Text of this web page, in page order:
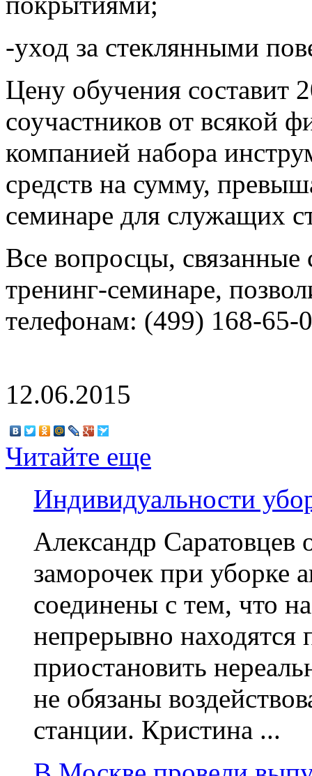
-уход за стеклянными
Цену обучения составит
соучастников от всякой
компанией набора
средств на сумму,
семинаре для служащих
Все вопросцы,
тренинг-семинаре,
телефонам: (499) 168-65-
12.06.2015
Читайте еще
Индивидуальности
Александр Саратовцев
заморочек при уборке
соединены с тем, что
непрерывно находятся
приостановить
не обязаны
станции. Кристина ...